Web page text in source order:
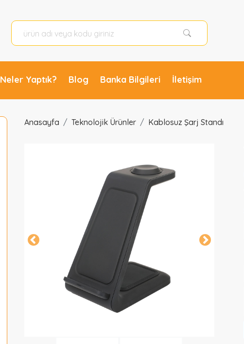
Neler Yaptık? Blog Banka Bilgileri İletişim
Anasayfa Teknolojik Ürünler Kablosuz Şarj Standı